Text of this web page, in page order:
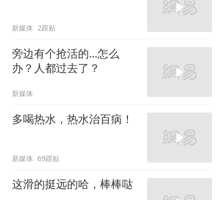
新媒体 2跟贴
旁边有个抢活的…怎么
办？人都过去了？
新媒体
多喝热水，热水治百病！
新媒体 69跟贴
这滑的挺远的哈，棒棒哒